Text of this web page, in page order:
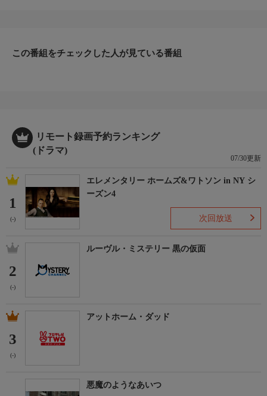
悩みや不安や恋愛模様をリアルに描いたドラマ。（全10話）
この番組をチェックした人が見ている番組
リモート録画予約ランキング
(ドラマ)
07/30更新
1
(-)
エレメンタリー ホームズ&ワトソン in NY シ
ーズン4
次回放送
2
(-)
ルーヴル・ミステリー 黒の仮面
3
(-)
アットホーム・ダッド
悪魔のようなあいつ